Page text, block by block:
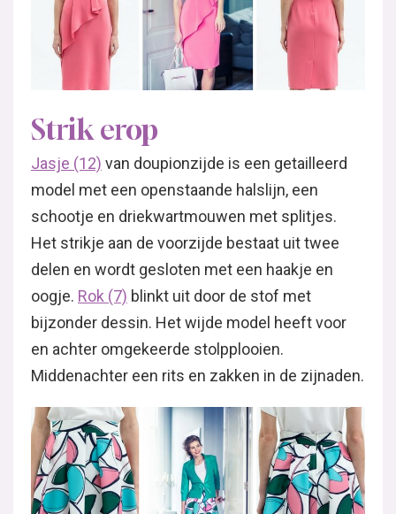
Strik erop
Jasje (12) van doupionzijde is een getailleerd
model met een openstaande halslijn, een
schootje en driekwartmouwen met splitjes.
Het strikje aan de voorzijde bestaat uit twee
delen en wordt gesloten met een haakje en
oogje. Rok (7) blinkt uit door de stof met
bijzonder dessin. Het wijde model heeft voor
en achter omgekeerde stolpplooien.
Middenachter een rits en zakken in de zijnaden.